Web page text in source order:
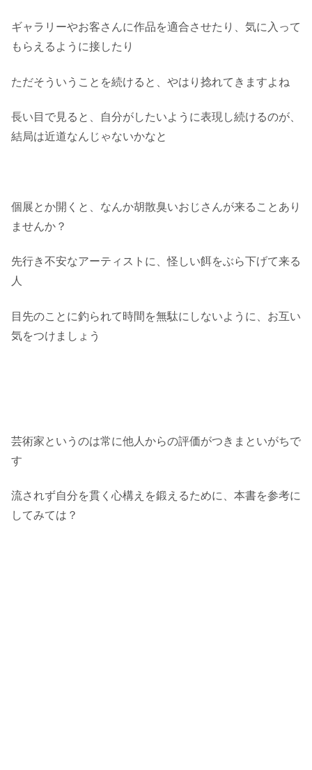
ギャラリーやお客さんに作品を適合させたり、気に入って
もらえるように接したり
ただそういうことを続けると、やはり捻れてきますよね
長い目で見ると、自分がしたいように表現し続けるのが、
結局は近道なんじゃないかなと
個展とか開くと、なんか胡散臭いおじさんが来ることあり
ませんか？
先行き不安なアーティストに、怪しい餌をぶら下げて来る
人
目先のことに釣られて時間を無駄にしないように、お互い
気をつけましょう
芸術家というのは常に他人からの評価がつきまといがちで
す
流されず自分を貫く心構えを鍛えるために、本書を参考に
してみては？